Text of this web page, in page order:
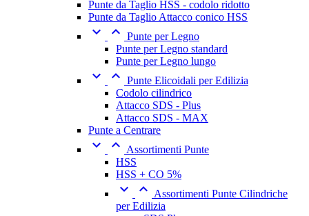
Punte da Taglio HSS - codolo ridotto
Punte da Taglio Attacco conico HSS
  Punte per Legno
Punte per Legno standard
Punte per Legno lungo
  Punte Elicoidali per Edilizia
Codolo cilindrico
Attacco SDS - Plus
Attacco SDS - MAX
Punte a Centrare
  Assortimenti Punte
HSS
HSS + CO 5%
  Assortimenti Punte Cilindriche
per Edilizia